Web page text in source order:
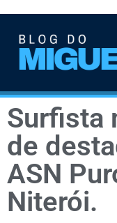
Surfista
de
ASN
Niterói.